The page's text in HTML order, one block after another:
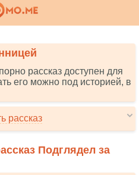
рассказ доступен для
его можно под историей, в
рассказ
Подглядел за